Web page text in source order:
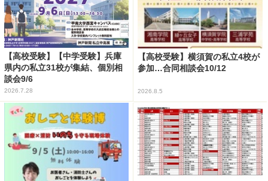
【高校受験】【中学受験】兵庫
県内の私立31校が集結、個別相
談会9/6
2026.7.28
【高校受験】横須賀の私立4校が
参加…合同相談会10/12
2026.8.5